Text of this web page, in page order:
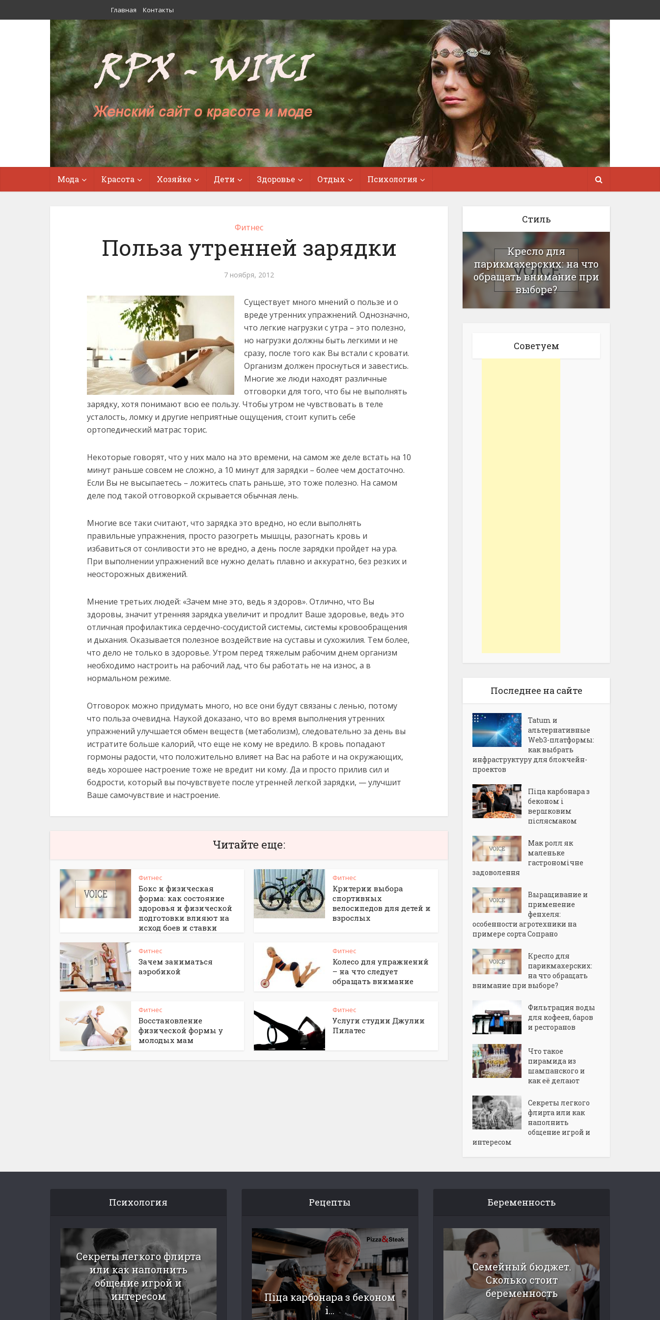
Главная Контакты
Мода Красота Хозяйке Дети Здоровье Отдых Психология
Фитнес
Польза утренней зарядки
7 ноября, 2012
Существует много мнений о пользе и о
вреде утренних упражнений. Однозначно,
что легкие нагрузки с утра – это полезно,
но нагрузки должны быть легкими и не
сразу, после того как Вы встали с кровати.
Организм должен проснуться и завестись.
Многие же люди находят различные
отговорки для того, что бы не выполнять
зарядку, хотя понимают всю ее пользу. Чтобы утром не чувствовать в теле
усталость, ломку и другие неприятные ощущения, стоит купить себе
ортопедический матрас торис.
Некоторые говорят, что у них мало на это времени, на самом же деле встать на 10
минут раньше совсем не сложно, а 10 минут для зарядки – более чем достаточно.
Если Вы не высыпаетесь – ложитесь спать раньше, это тоже полезно. На самом
деле под такой отговоркой скрывается обычная лень.
Многие все таки считают, что зарядка это вредно, но если выполнять
правильные упражнения, просто разогреть мышцы, разогнать кровь и
избавиться от сонливости это не вредно, а день после зарядки пройдет на ура.
При выполнении упражнений все нужно делать плавно и аккуратно, без резких и
неосторожных движений.
Мнение третьих людей: «Зачем мне это, ведь я здоров». Отлично, что Вы
здоровы, значит утренняя зарядка увеличит и продлит Ваше здоровье, ведь это
отличная профилактика сердечно-сосудистой системы, системы кровообращения
и дыхания. Оказывается полезное воздействие на суставы и сухожилия. Тем более,
что дело не только в здоровье. Утром перед тяжелым рабочим днем организм
необходимо настроить на рабочий лад, что бы работать не на износ, а в
нормальном режиме.
Отговорок можно придумать много, но все они будут связаны с ленью, потому
что польза очевидна. Наукой доказано, что во время выполнения утренних
упражнений улучшается обмен веществ (метаболизм), следовательно за день вы
истратите больше калорий, что еще не кому не вредило. В кровь попадают
гормоны радости, что положительно влияет на Вас на работе и на окружающих,
ведь хорошее настроение тоже не вредит ни кому. Да и просто прилив сил и
бодрости, который вы почувствуете после утренней легкой зарядки, — улучшит
Ваше самочувствие и настроение.
Читайте еще:
Фитнес
Бокс и физическая
форма: как состояние
здоровья и физической
подготовки влияют на
исход боев и ставки
Фитнес
Критерии выбора
спортивных
велосипедов для детей и
взрослых
Фитнес
Зачем заниматься
аэробикой
Фитнес
Колесо для упражнений
– на что следует
обращать внимание
Фитнес
Восстановление
физической формы у
молодых мам
Фитнес
Услуги студии Джулии
Пилатес
Стиль
Кресло для
парикмахерских: на что
обращать внимание при
выборе?
Советуем
Последнее на сайте
Tatum и
альтернативные
Web3-платформы:
как выбрать
инфраструктуру для блокчейн-
проектов
Піца карбонара з
беконом і
вершковим
післясмаком
Мак ролл як
маленьке
гастрономічне
задоволення
Выращивание и
применение
фенхеля:
особенности агротехники на
примере сорта Сопрано
Кресло для
парикмахерских:
на что обращать
внимание при выборе?
Фильтрация воды
для кофеен, баров
и ресторанов
Что такое
пирамида из
шампанского и
как её делают
Секреты легкого
флирта или как
наполнить
общение игрой и
интересом
Психология
Секреты легкого флирта
или как наполнить
общение игрой и
интересом
Рецепты
Піца карбонара з беконом
і...
Беременность
Семейный бюджет.
Сколько стоит
беременность